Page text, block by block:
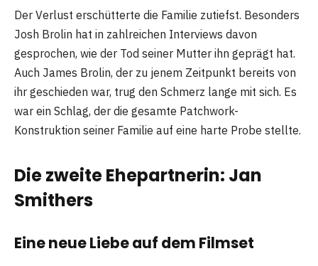
Der Verlust erschütterte die Familie zutiefst. Besonders
Josh Brolin hat in zahlreichen Interviews davon
gesprochen, wie der Tod seiner Mutter ihn geprägt hat.
Auch James Brolin, der zu jenem Zeitpunkt bereits von
ihr geschieden war, trug den Schmerz lange mit sich. Es
war ein Schlag, der die gesamte Patchwork-
Konstruktion seiner Familie auf eine harte Probe stellte.
Die zweite Ehepartnerin: Jan
Smithers
Eine neue Liebe auf dem Filmset